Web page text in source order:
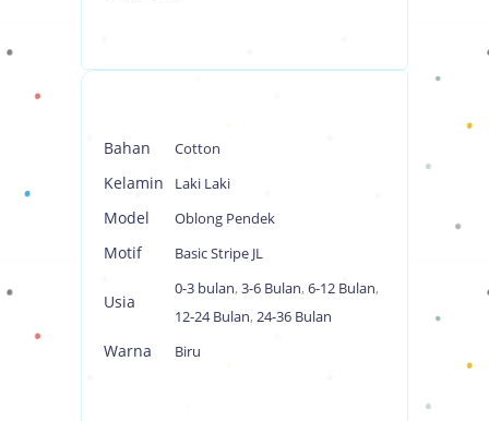
Bahan Cotton
Kelamin Laki Laki
Model Oblong Pendek
Motif Basic Stripe JL
Usia
0-3 bulan, 3-6 Bulan, 6-12 Bulan,
12-24 Bulan, 24-36 Bulan
Warna Biru